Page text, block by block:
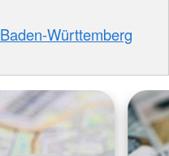
Baden-Württemberg